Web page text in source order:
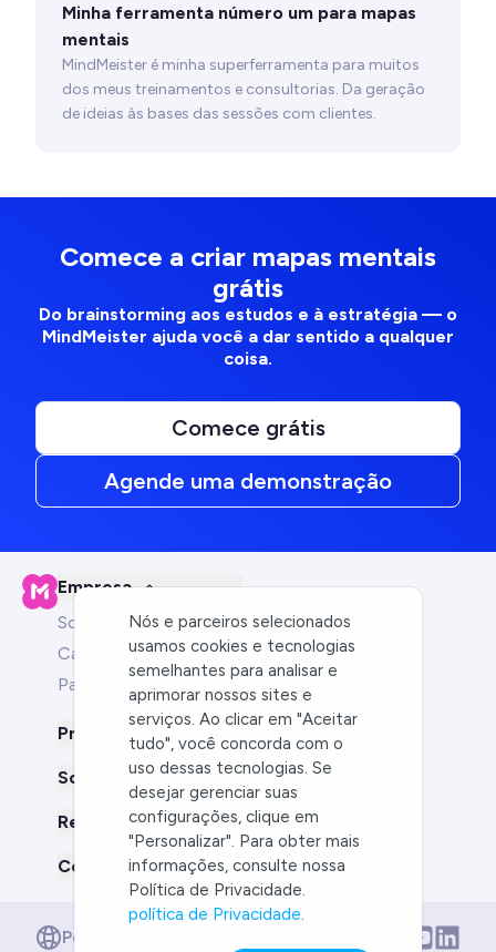
Minha ferramenta número um para mapas
mentais
MindMeister é minha superferramenta para muitos
dos meus treinamentos e consultorias. Da geração
de ideias às bases das sessões com clientes.
Comece a criar mapas mentais
grátis
Do brainstorming aos estudos e à estratégia — o
MindMeister ajuda você a dar sentido a qualquer
coisa.
Comece grátis
Agende uma demonstração
Empresa
Sobre nós
Carreiras
Parceiros
Produto
Soluções para
Recursos
Compare-nos com
Português
English
Nós e parceiros selecionados
usamos cookies e tecnologias
semelhantes para analisar e
aprimorar nossos sites e
serviços. Ao clicar em "Aceitar
tudo", você concorda com o
uso dessas tecnologias. Se
desejar gerenciar suas
configurações, clique em
"Personalizar". Para obter mais
informações, consulte nossa
Política de Privacidade.
política de Privacidade.